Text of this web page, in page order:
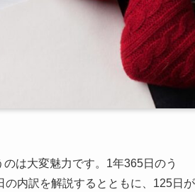
は大変魅力です。1年365日のう
内訳を解説するとともに、125日が